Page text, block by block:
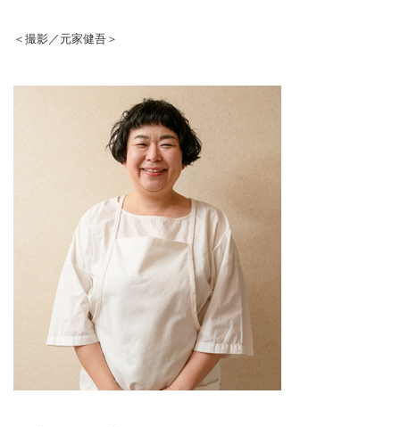
＜撮影／元家健吾＞